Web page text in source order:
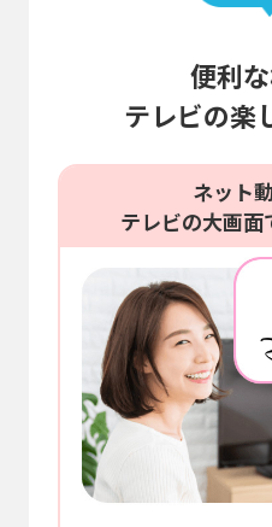
便利
テレビの楽
ネット
テレビの大画面